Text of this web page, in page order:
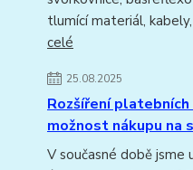
tlumící materiál,
celé
25.08.2025
Rozšíření
možnost nákupu na
V současné době jsme